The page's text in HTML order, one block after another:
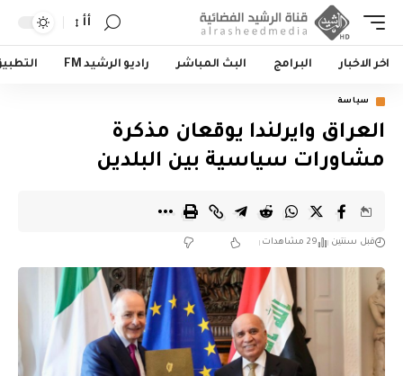
أأ
اخر الاخبار البرامج البث المباشر راديو الرشيد FM
سياسة
العراق وايرلندا يوقعان مذكرة
مشاورات سياسية بين البلدين
قبل سنتين 29 مشاهدات